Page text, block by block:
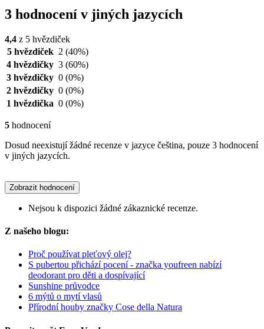
3 hodnocení v jiných jazycích
4,4 z 5 hvězdiček
5 hvězdiček 2 (40%)
4 hvězdičky 3 (60%)
3 hvězdičky 0 (0%)
2 hvězdičky 0 (0%)
1 hvězdička 0 (0%)
5 hodnocení
Dosud neexistují žádné recenze v jazyce čeština, pouze 3 hodnocení
v jiných jazycích.
Zobrazit hodnocení
Nejsou k dispozici žádné zákaznické recenze.
Z našeho blogu:
Proč používat pleťový olej?
S pubertou přichází pocení - značka youfreen nabízí
deodorant pro děti a dospívající
Sunshine průvodce
6 mýtů o mytí vlasů
Přírodní houby značky Cose della Natura